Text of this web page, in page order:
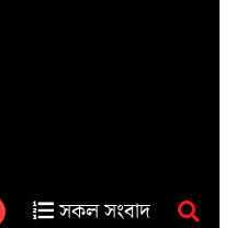
সকল সংবাদ